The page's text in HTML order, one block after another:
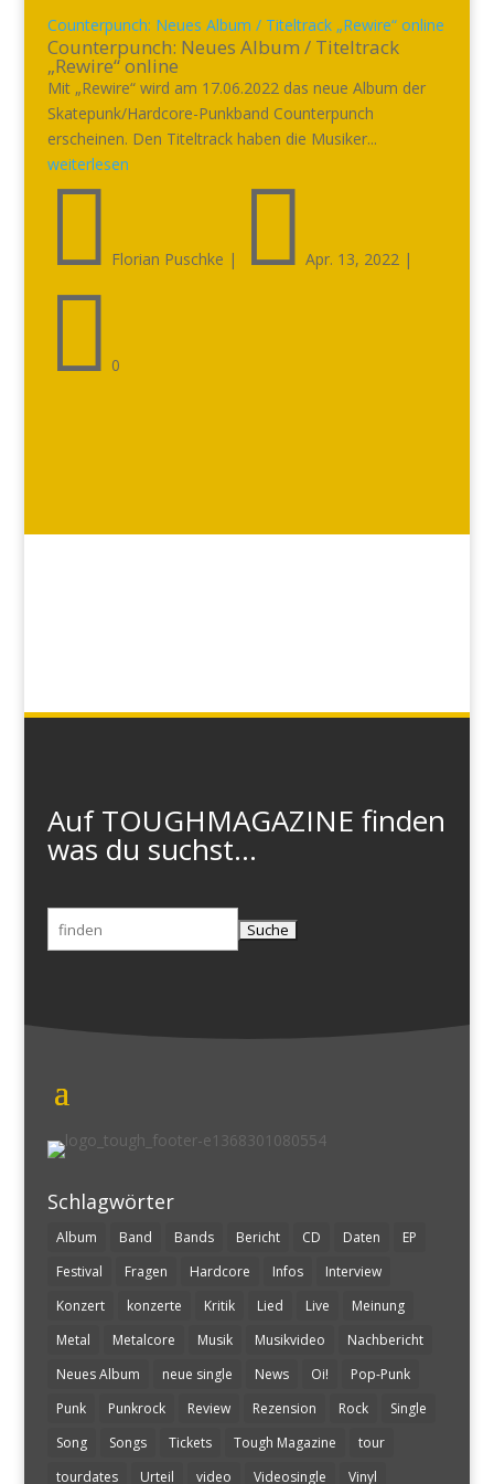
Counterpunch: Neues Album / Titeltrack „Rewire“ online
Counterpunch: Neues Album / Titeltrack
„Rewire“ online
Mit „Rewire“ wird am 17.06.2022 das neue Album der
Skatepunk/Hardcore-Punkband Counterpunch
erscheinen. Den Titeltrack haben die Musiker...
weiterlesen
 Florian Puschke |  Apr. 13, 2022|
 0
Auf TOUGHMAGAZINE finden
was du suchst...
Suchen
nach:
Schlagwörter
Album Band Bands Bericht CD Daten
EP
Festival
Fragen Hardcore Infos
Interview
Konzert
konzerte Kritik Lied Live
Meinung
Metal
Metalcore Musik Musikvideo
Nachbericht
Neues Album
neue single News Oi!
Pop-Punk
Punk
Punkrock Review Rezension Rock
Single
Song
Songs Tickets Tough Magazine
tour
tourdates
Urteil video Videosingle Vinyl